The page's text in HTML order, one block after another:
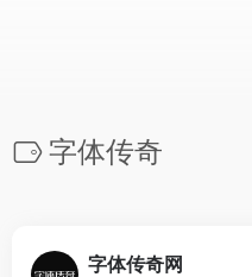
字体传奇
字体传奇网